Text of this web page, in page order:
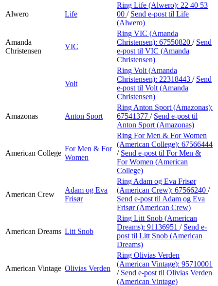
Alwero Life
Ring Life (Alwero): 22 40 53
00 / Send e-post til Life
(Alwero)
Amanda
Christensen
VIC
Ring VIC (Amanda
Christensen): 67550820 / Send
e-post til VIC (Amanda
Christensen)
Volt
Ring Volt (Amanda
Christensen): 22318443 / Send
e-post til Volt (Amanda
Christensen)
Amazonas Anton Sport
Ring Anton Sport (Amazonas):
67541377 / Send e-post til
Anton Sport (Amazonas)
American College
For Men & For
Women
Ring For Men & For Women
(American College): 67566444
/ Send e-post til For Men &
For Women (American
College)
American Crew
Adam og Eva
Frisør
Ring Adam og Eva Frisør
(American Crew): 67566240 /
Send e-post til Adam og Eva
Frisør (American Crew)
American Dreams Litt Snob
Ring Litt Snob (American
Dreams): 91136951 / Send e-
post til Litt Snob (American
Dreams)
American Vintage Olivias Verden
Ring Olivias Verden
(American Vintage): 95710001
/ Send e-post til Olivias Verden
(American Vintage)